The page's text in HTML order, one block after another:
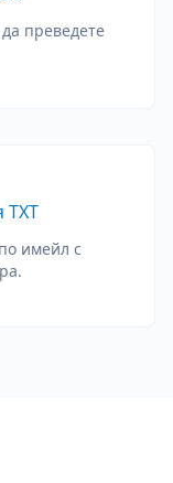
преведете
TXT
имейл с